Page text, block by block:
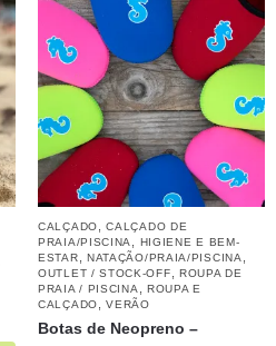
CALÇADO ,CALÇADO DE
PRAIA/PISCINA
HIGIENE E BEM-
ESTAR
NATAÇÃO/PRAIA/PISCINA
OUTLET / STOCK-OFF ,ROUPA DE
PRAIA / PISCINA
ROUPA E
CALÇADO
,VERÃO
Botas de Neopreno – ​​